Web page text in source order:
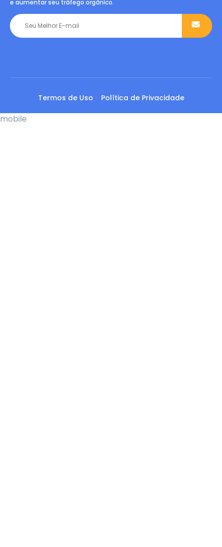
e aumentar seu tráfego orgânico.
Termos de Uso Política de Privacidade